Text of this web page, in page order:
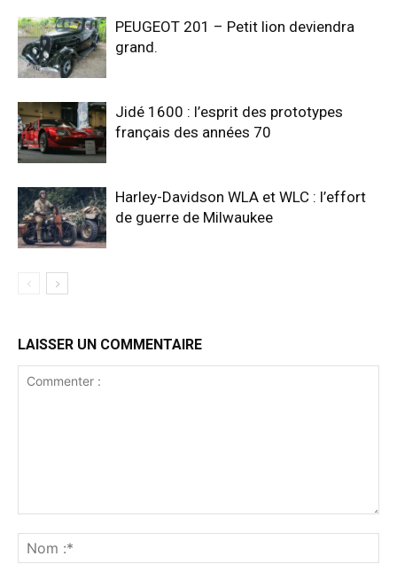
PEUGEOT 201 – Petit lion deviendra
grand.
Jidé 1600 : l’esprit des prototypes
français des années 70
Harley-Davidson WLA et WLC : l’effort
de guerre de Milwaukee
LAISSER UN COMMENTAIRE